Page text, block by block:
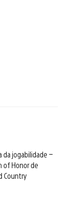
da jogabilidade –
of Honor de
Country